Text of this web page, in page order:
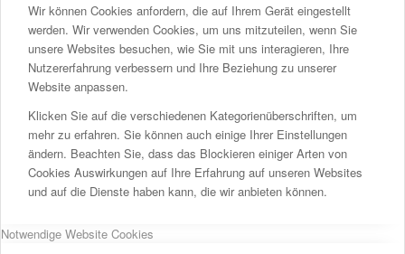
Wir können Cookies anfordern, die auf Ihrem Gerät eingestellt
werden. Wir verwenden Cookies, um uns mitzuteilen, wenn Sie
unsere Websites besuchen, wie Sie mit uns interagieren, Ihre
Nutzererfahrung verbessern und Ihre Beziehung zu unserer
Website anpassen.
Klicken Sie auf die verschiedenen Kategorienüberschriften, um
mehr zu erfahren. Sie können auch einige Ihrer Einstellungen
ändern. Beachten Sie, dass das Blockieren einiger Arten von
Cookies Auswirkungen auf Ihre Erfahrung auf unseren Websites
und auf die Dienste haben kann, die wir anbieten können.
Notwendige Website Cookies